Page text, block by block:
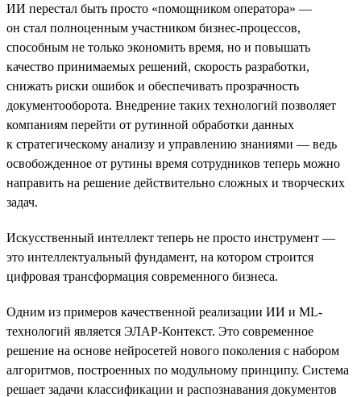
ИИ перестал быть просто «помощником оператора» —
он стал полноценным участником бизнес-процессов,
способным не только экономить время, но и повышать
качество принимаемых решений, скорость разработки,
снижать риски ошибок и обеспечивать прозрачность
документооборота. Внедрение таких технологий позволяет
компаниям перейти от рутинной обработки данных
к стратегическому анализу и управлению знаниями — ведь
освобожденное от рутины время сотрудников теперь можно
направить на решение действительно сложных и творческих
задач.
Искусственный интеллект теперь не просто инструмент —
это интеллектуальный фундамент, на котором строится
цифровая трансформация современного бизнеса.
Одним из примеров качественной реализации ИИ и ML-
технологий является ЭЛАР-Контекст. Это современное
решение на основе нейросетей нового поколения с набором
алгоритмов, построенных по модульному принципу. Система
решает задачи классификации и распознавания документов